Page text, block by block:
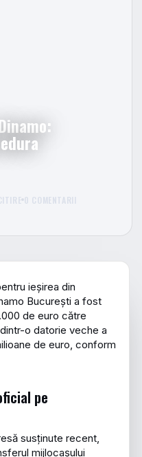
0 COMENTARII
ieșirea din
București a fost
de euro către
o datorie veche a
de euro, conform
pe
susținute recent,
mijlocașului